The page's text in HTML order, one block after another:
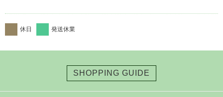
休日 発送休業
SHOPPING GUIDE